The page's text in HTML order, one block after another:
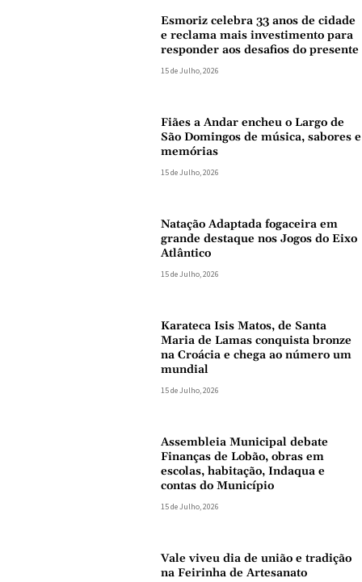
Esmoriz celebra 33 anos de cidade
e reclama mais investimento para
responder aos desafios do presente
15 de Julho, 2026
Fiães a Andar encheu o Largo de
São Domingos de música, sabores e
memórias
15 de Julho, 2026
Natação Adaptada fogaceira em
grande destaque nos Jogos do Eixo
Atlântico
15 de Julho, 2026
Karateca Isis Matos, de Santa
Maria de Lamas conquista bronze
na Croácia e chega ao número um
mundial
15 de Julho, 2026
Assembleia Municipal debate
Finanças de Lobão, obras em
escolas, habitação, Indaqua e
contas do Município
15 de Julho, 2026
Vale viveu dia de união e tradição
na Feirinha de Artesanato